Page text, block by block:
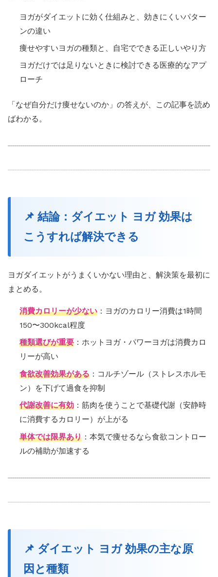
ヨガがダイエットに効く仕組みと、効きにくいパター
ンの違い
痩せやすいヨガの種類と、自宅でできる正しいやり方
ヨガだけでは足りないときに検討できる医療的なアプ
ローチ
「なぜ自分だけ痩せないのか」の答えが、この記事を読め
ばわかる。
📌 結論：ダイエット ヨガ 効果は
こうすれば解決できる
ヨガダイエットがうまくいかない理由と、解決策を最初に
まとめる。
消費カロリーが少ない ：ヨガのカロリー消費は1時間
150〜300kcal程度
種類選びが重要 ：ホットヨガ・パワーヨガは消費カロ
リーが高い
食欲改善効果がある ：コルチゾール（ストレスホルモ
ン）を下げて過食を抑制
代謝改善に有効 ：筋肉を使うことで基礎代謝（安静時
に消費するカロリー）が上がる
単体では限界あり ：本気で痩せるなら食欲コントロー
ルの補助が加速する
📌 ダイエット ヨガ 効果の主な原
因と種類